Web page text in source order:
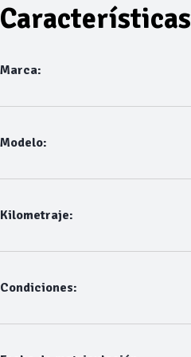
Características
Marca:
Modelo:
Kilometraje:
Condiciones: